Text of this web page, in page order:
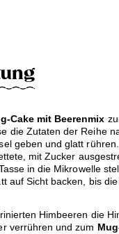
Cake mit Beerenmix
die Zutaten der Reihe
geben und glatt
mit Zucker
in die Mikrowelle
auf Sicht backen, bis
Himbeeren die
verrühren und zum